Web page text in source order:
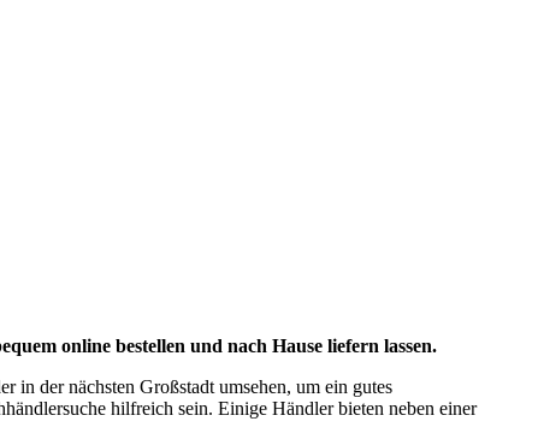
online bestellen und nach Hause liefern lassen.
in der nächsten Großstadt umsehen, um ein gutes
hilfreich sein. Einige Händler bieten neben einer